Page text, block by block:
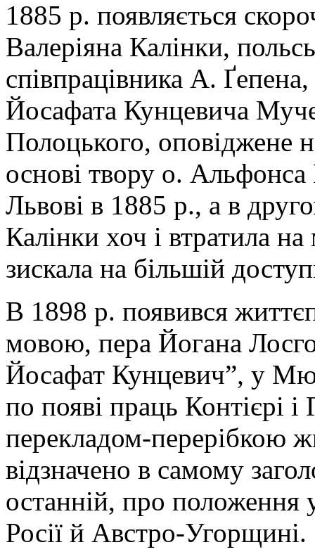
1885 р. появляється
Валеріяна Калінки,
співпрацівника А.
Йосафата Кунцевича
Полоцького, оповіджене
основі твору о.
Львові в 1885 р., а в
Калінки хоч і втратила
зискала на більшій
В 1898 р. появився
мовою, пера Йогана
Йосафат Кунцевич”, у
по появі праць Контієрі і
перекладом-перерібкою
відзначено в самому
останній, про положення
Росії й Австро-Угорщині.